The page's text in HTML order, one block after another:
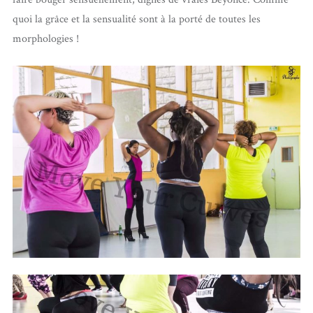
quoi la grâce et la sensualité sont à la porté de toutes les
morphologies !